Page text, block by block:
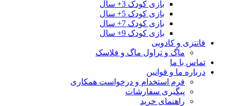
بازی کودک 3+ سال
بازی کودک 5+ سال
بازی کودک 7+ سال
بازی کودک 9+ سال
فانتزی و کادویی
ماگ و تراول ماگ و فلاسک
تماس با ما
درباره ما و قوانین
فرم استخدام و درخواست همکاری
پیگیری سفارشات
راهنمای خرید